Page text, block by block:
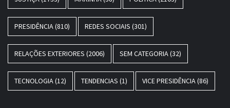
PRESIDÊNCIA(810) REDES SOCIAIS (301)
RELAÇÕES EXTERIORES (2006) SEM CATEGORIA(32)
TECNOLOGIA(12) TENDENCIAS (1) VICE PRESIDÊNCIA(86)